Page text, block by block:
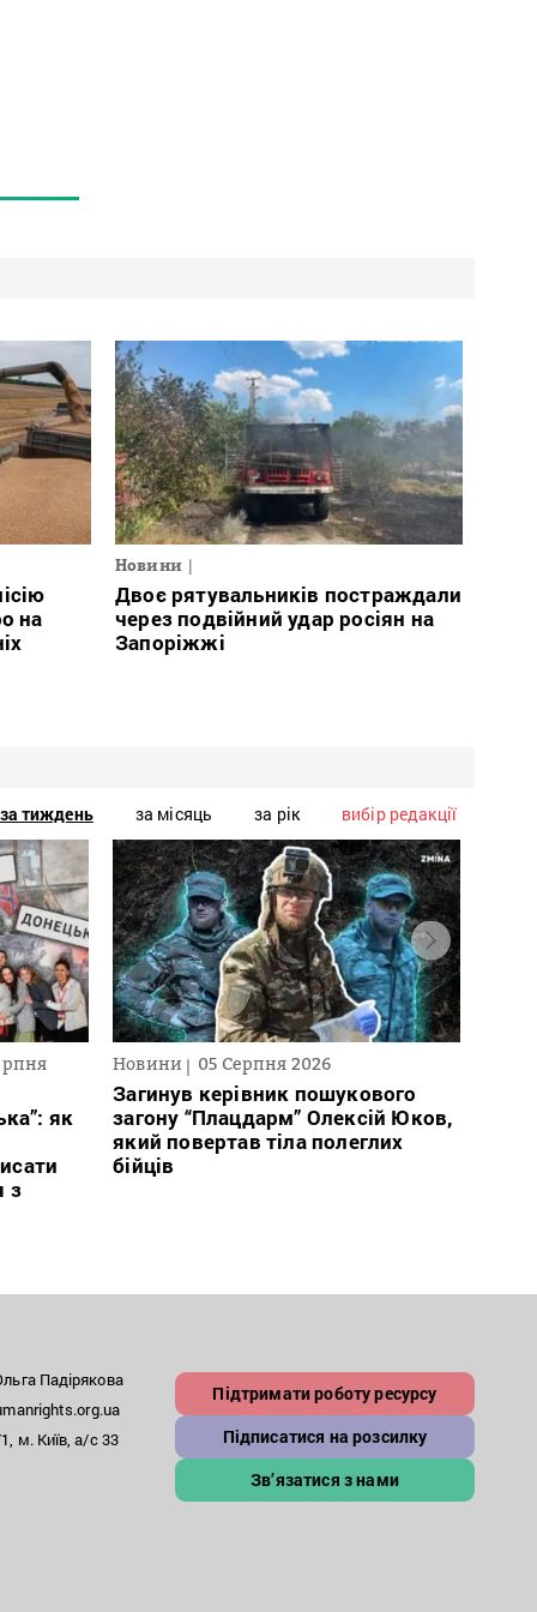
на
Новини
Двоє рятувальників постраждали
через подвійний удар росіян на
Запоріжжі
за тиждень за місяць за рік вибір редакції
як
з
Новини 05 Серпня 2026
Загинув керівник пошукового
загону “Плацдарм” Олексій Юков,
який повертав тіла полеглих
бійців
Падірякова
м. Київ, а/с 33
Підтримати роботу ресурсу
Підписатися на розсилку
Зв’язатися з нами